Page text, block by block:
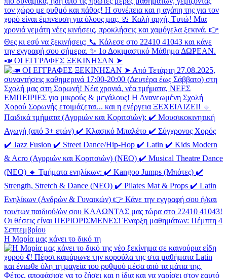
📣 ΟΙ ΕΓΓΡΑΦΕΣ ΞΕΚΙΝΗΣΑΝ ➤
Η Μαρία μας κάνει το δικό τη